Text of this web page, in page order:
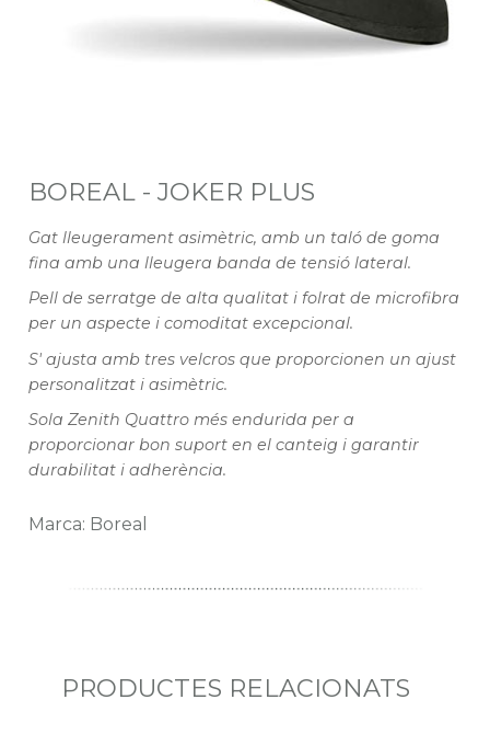
BOREAL - JOKER PLUS
Marca: Boreal
Gat lleugerament asimètric, amb un taló de goma
fina amb una lleugera banda de tensió lateral.
Pell de serratge de alta qualitat i folrat de microfibra
per un aspecte i comoditat excepcional.
S' ajusta amb tres velcros que proporcionen un ajust
personalitzat i asimètric.
Sola Zenith Quattro més endurida per a
proporcionar bon suport en el canteig i garantir
durabilitat i adherència.
PRODUCTES RELACIONATS